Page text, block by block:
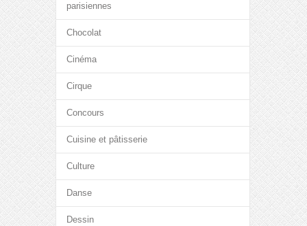
parisiennes
Chocolat
Cinéma
Cirque
Concours
Cuisine et pâtisserie
Culture
Danse
Dessin